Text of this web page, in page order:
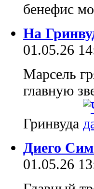
бенефис
На
01.05.26
Марсель
главную
Гринвуда
Диего
01.05.26